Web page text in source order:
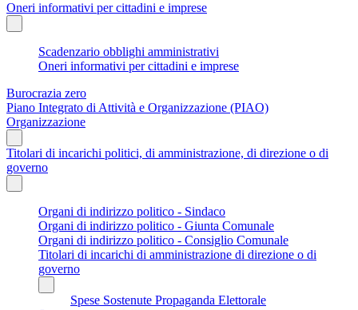
Oneri informativi per cittadini e imprese
Scadenzario obblighi amministrativi
Oneri informativi per cittadini e imprese
Burocrazia zero
Piano Integrato di Attività e Organizzazione (PIAO)
Organizzazione
Titolari di incarichi politici, di amministrazione, di direzione o di
governo
Organi di indirizzo politico - Sindaco
Organi di indirizzo politico - Giunta Comunale
Organi di indirizzo politico - Consiglio Comunale
Titolari di incarichi di amministrazione di direzione o di
governo
Spese Sostenute Propaganda Elettorale